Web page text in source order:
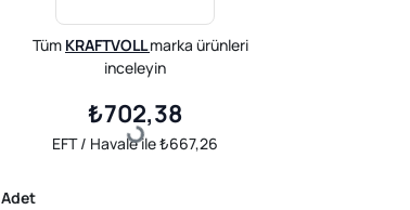
Tüm KRAFTVOLLmarka ürünleri
inceleyin
₺702,38
EFT / Havale ile ₺667,26
Loading...
Adet